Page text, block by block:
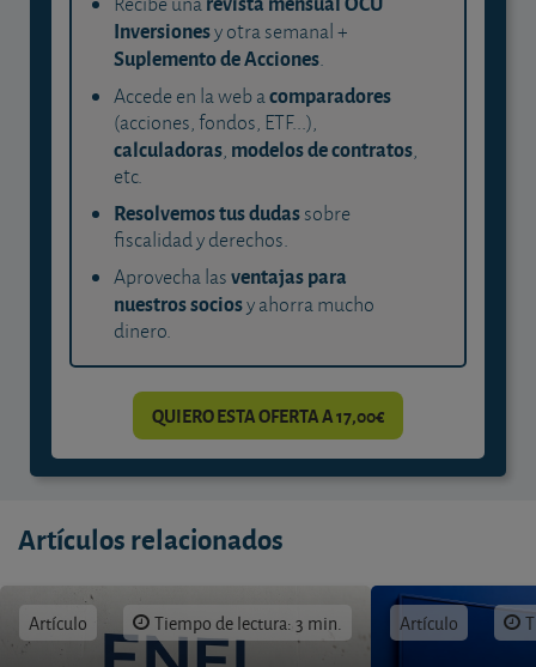
Inversionesy otra semanal +
Suplemento de Acciones.
Accede en la web acomparadores
(acciones, fondos, ETF...),
calculadoras, modelos de contratos,
etc.
Resolvemos tus dudassobre
fiscalidad y derechos.
Aprovecha lasventajas para
nuestros sociosy ahorra mucho
dinero.
QUIERO ESTA OFERTA A 17,00€
Artículos relacionados
Artículo Tiempo de lectura: 3 min. Artículo